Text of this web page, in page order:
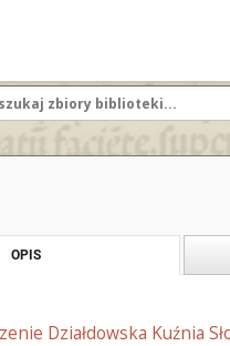
OPIS
Działdowska Kuźnia